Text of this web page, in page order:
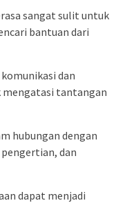
sangat sulit untuk
bantuan dari
dan
mengatasi tantangan
hubungan dengan
dan
dapat menjadi